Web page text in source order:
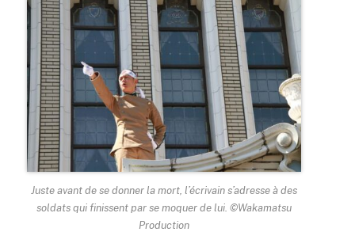
Juste avant de se donner la mort, l’écrivain s’adresse à des
soldats qui finissent par se moquer de lui. ©Wakamatsu
Production